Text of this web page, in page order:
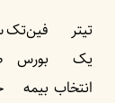
تیتر
یک
انتخاب
فین‌تک
بورس
بیمه